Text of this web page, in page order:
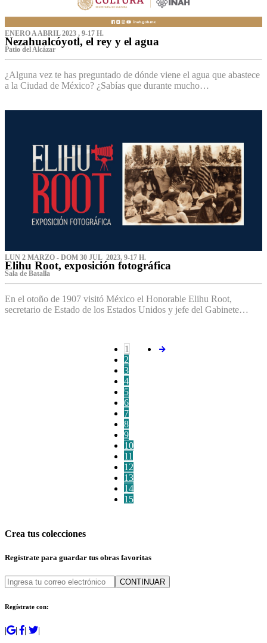
ENERO A ABRIL 2023 , 9-17 H.
Nezahualcóyotl, el rey y el agua
Patio del Alcázar
¿Alguna vez te has preguntado de dónde viene el agua que abastece
a la Ciudad de México? ¿Sabías que durante mucho…
LUN 2 MARZO - DOM 30 JUL 2023, 9-17 H.
Elihu Root, exposición fotográfica
Sala de Batalla
En el otoño de 1907 visitó México el Honorable Elihu Root,
secretario de Estado de los Estados Unidos y jefe del Gabinete…
1
2
3
4
5
6
7
8
9
10
11
12
13
14
15
Crea tus colecciones
Regístrate para guardar tus obras favoritas
CONTINUAR
Regístrate con:
| | | |